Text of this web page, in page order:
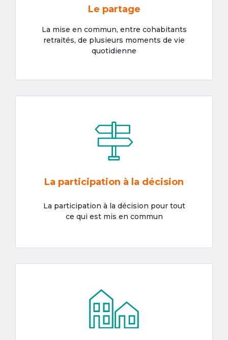
Le partage
La mise en commun, entre cohabitants
retraités, de plusieurs moments de vie
quotidienne
La participation à la décision
La participation à la décision pour tout
ce qui est mis en commun